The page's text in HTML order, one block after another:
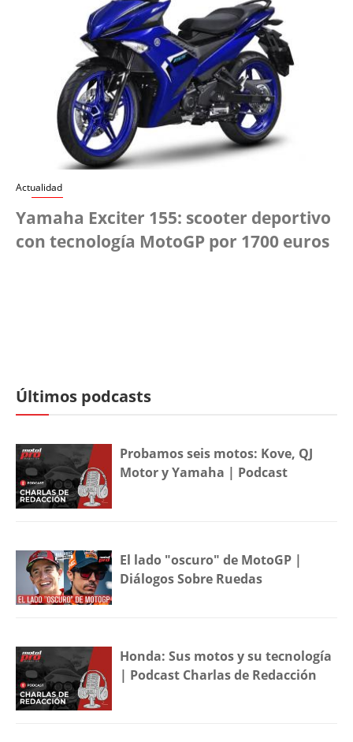
Actualidad
Yamaha Exciter 155: scooter deportivo
con tecnología MotoGP por 1700 euros
Últimos podcasts
Probamos seis motos: Kove, QJ
Motor y Yamaha | Podcast
El lado "oscuro" de MotoGP |
Diálogos Sobre Ruedas
Honda: Sus motos y su tecnología
| Podcast Charlas de Redacción